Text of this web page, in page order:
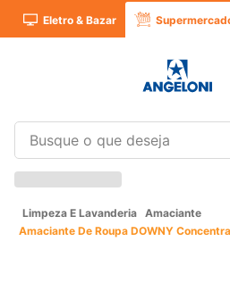
Eletro & Bazar
Limpeza E Lavanderia Amaciante
Amaciante De Roupa DOWNY